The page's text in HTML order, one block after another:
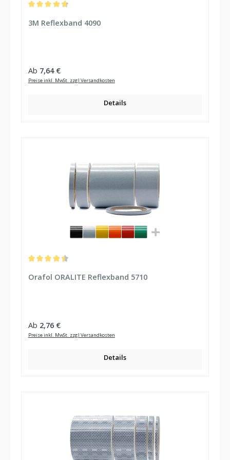
3M Reflexband 4090
Regulärer Preis:
Ab 7,64 €
Preise inkl. MwSt. zzgl Versandkosten
Details
Orafol ORALITE Reflexband 5710
Regulärer Preis:
Ab 2,76 €
Preise inkl. MwSt. zzgl Versandkosten
Details